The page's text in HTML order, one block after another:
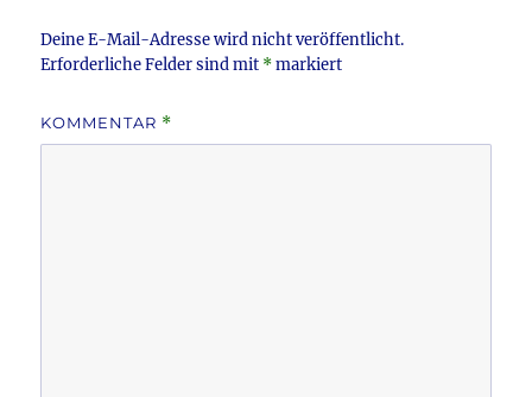
Deine E-Mail-Adresse wird nicht veröffentlicht.
Erforderliche Felder sind mit *markiert
KOMMENTAR *